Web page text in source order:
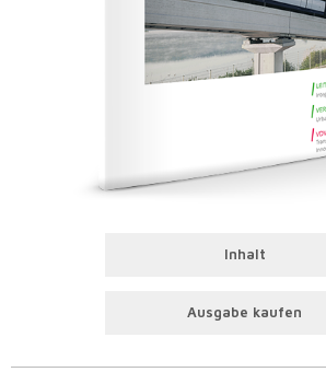
Inhalt
Ausgabe kaufen